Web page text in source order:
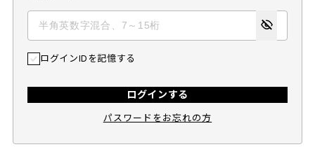
ログインIDを記憶する
ログインする
パスワードをお忘れの方